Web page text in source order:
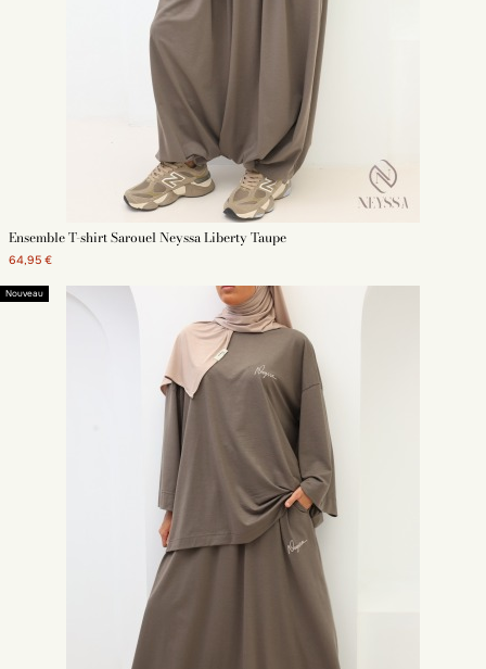
Ensemble T-shirt Sarouel Neyssa Liberty Taupe
64,95 €
Nouveau